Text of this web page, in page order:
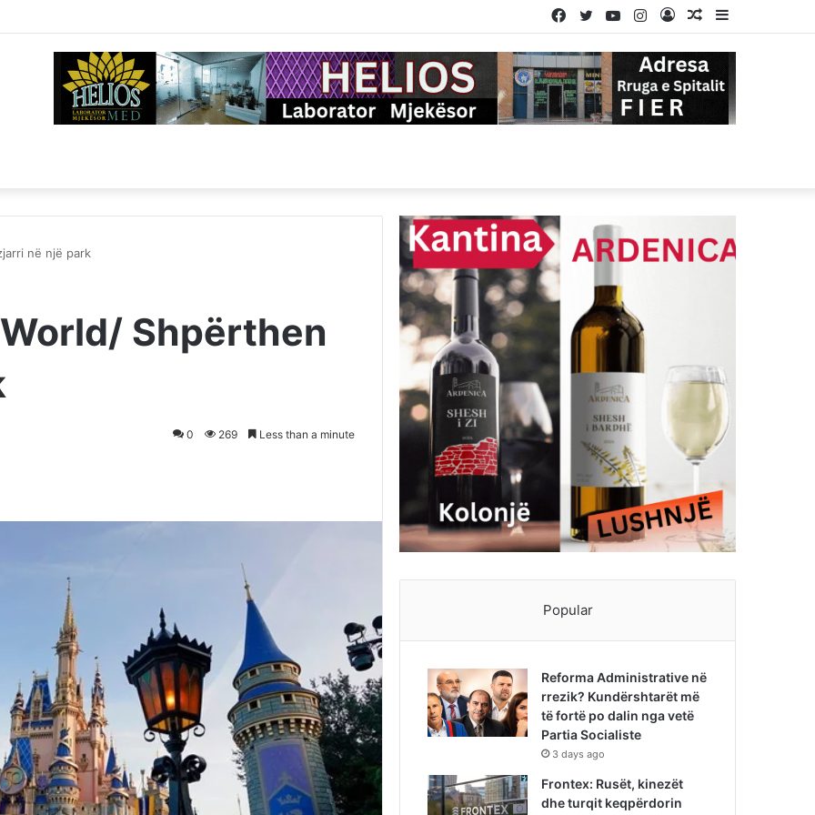
Sidebar
Random
Log
Instagram
YouTube
Twitter
Facebook
në një park
Shpërthen
0 269 Less than a minute
Popular
Reforma Administrative në
rrezik? Kundërshtarët më
të fortë po dalin nga vetë
Partia Socialiste
3 days ago
Frontex: Rusët, kinezët
dhe turqit keqpërdorin